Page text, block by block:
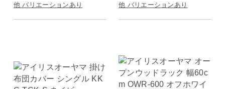
他 バリエーションあり 他 バリエーションあり